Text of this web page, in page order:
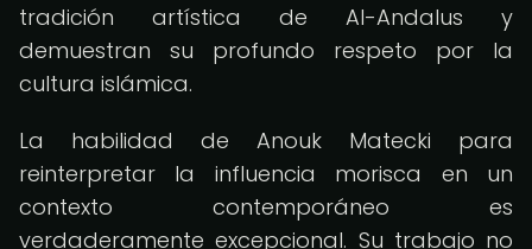
tradición artística de Al-Andalus y
demuestran su profundo respeto por la
cultura islámica.
La habilidad de Anouk Matecki para
reinterpretar la influencia morisca en un
contexto contemporáneo es
verdaderamente excepcional. Su trabajo no